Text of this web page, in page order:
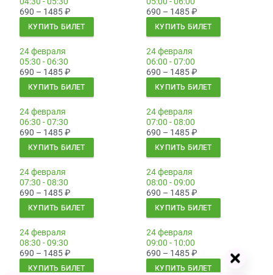
690 – 1485₽
КУПИТЬ БИЛЕТ
690 – 1485₽
КУПИТЬ БИЛЕТ
24 февраля
05:30 - 06:30
690 – 1485₽
КУПИТЬ БИЛЕТ
24 февраля
06:00 - 07:00
690 – 1485₽
КУПИТЬ БИЛЕТ
24 февраля
06:30 - 07:30
690 – 1485₽
КУПИТЬ БИЛЕТ
24 февраля
07:00 - 08:00
690 – 1485₽
КУПИТЬ БИЛЕТ
24 февраля
07:30 - 08:30
690 – 1485₽
КУПИТЬ БИЛЕТ
24 февраля
08:00 - 09:00
690 – 1485₽
КУПИТЬ БИЛЕТ
24 февраля
08:30 - 09:30
690 – 1485₽
КУПИТЬ БИЛЕТ
24 февраля
09:00 - 10:00
690 – 1485₽
КУПИТЬ БИЛЕТ